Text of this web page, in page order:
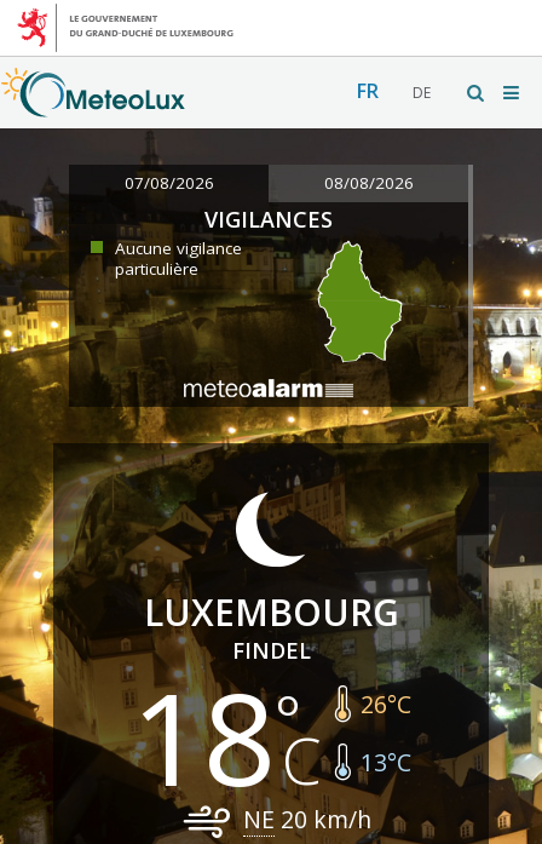
FR DE
07/08/2026 08/08/2026
VIGILANCES
Aucune vigilance
particulière
LUXEMBOURG
FINDEL
18 26°C
13°C
NE 20 km/h